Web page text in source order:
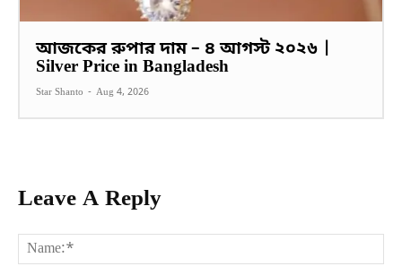
আজকের রুপার দাম – ৪ আগস্ট ২০২৬ |
Silver Price in Bangladesh
Star Shanto - Aug 4, 2026
Leave A Reply